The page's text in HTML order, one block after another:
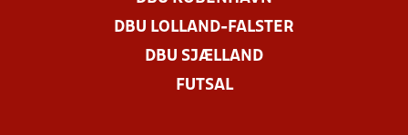
DBU LOLLAND-FALSTER
DBU SJÆLLAND
FUTSAL